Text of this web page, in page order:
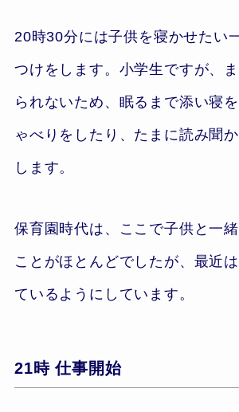
20時30分には子供を寝かせたい
つけをします。小学生ですが、
られないため、眠るまで添い寝
ゃべりをしたり、たまに読み聞
します。
保育園時代は、ここで子供と一
ことがほとんどでしたが、最近
ているようにしています。
21時 仕事開始